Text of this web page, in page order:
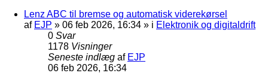
Lenz ABC til bremse og automatisk viderekørsel
af EJP » 06 feb 2026, 16:34 » i Elektronik og digitaldrift
0 Svar
1178 Visninger
Seneste indlæg af EJP
06 feb 2026, 16:34